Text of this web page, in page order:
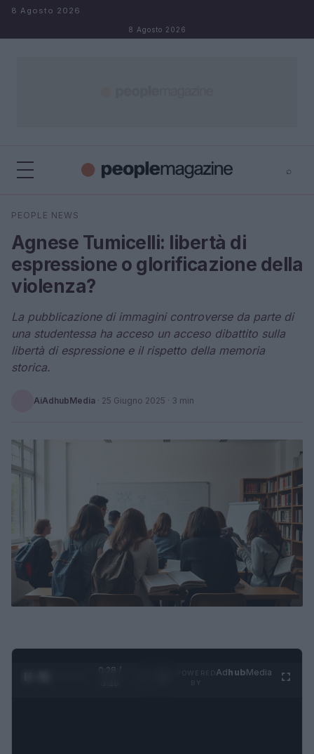
Salta al contenuto
8 Agosto 2026
8 Agosto 2026
⌕
Cerca
PEOPLE NEWS
Agnese Tumicelli: libertà di
espressione o glorificazione della
violenza?
La pubblicazione di immagini controverse da parte di
una studentessa ha acceso un acceso dibattito sulla
libertà di espressione e il rispetto della memoria
storica.
AiAdhubMedia · 25 Giugno 2025 · 3 min
0:29 /
AdhubMedia